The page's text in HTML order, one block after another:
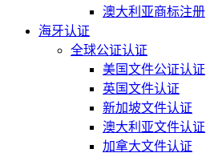
澳大利亚商标注册
海牙认证
全球公证认证
美国文件公证认证
英国文件认证
新加坡文件认证
澳大利亚文件认证
加拿大文件认证